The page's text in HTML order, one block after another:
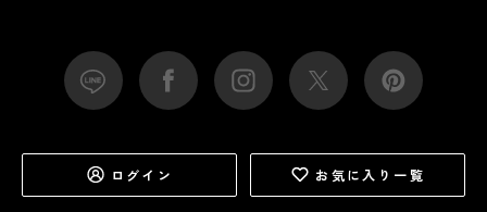
ログイン お気に入り一覧